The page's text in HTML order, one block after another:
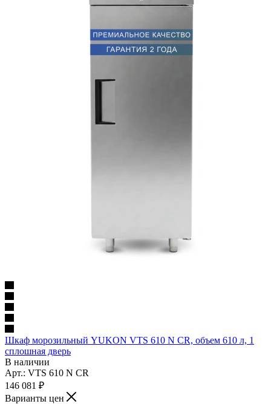
Шкаф морозильный YUKON VTS 610 N CR, объем 610 л, 1
сплошная дверь
В наличии
Арт.: VTS 610 N CR
146 081 ₽
Варианты цен